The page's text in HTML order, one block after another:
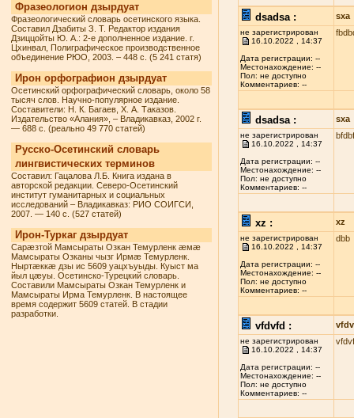
Фразеологион дзырдуат
Фразеологический словарь осетинского языка.
Составил Дзабиты З. Т. Редактор издания
Дзиццойты Ю. А.: 2-е дополненное издание. г.
Цхинвал, Полиграфическое производственное
объединение РЮО, 2003. – 448 с. (5 241 статя)
Ирон орфографион дзырдуат
Осетинский орфографический словарь, около 58
тысяч слов. Научно-популярное издание.
Составители: Н. К. Багаев, Х. А. Таказов.
Издательство «Алания», – Владикавказ, 2002 г.
— 688 с. (реально 49 770 статей)
Русско-Осетинский словарь
лингвистических терминов
Составил: Гацалова Л.Б. Книга издана в
авторской редакции. Северо-Осетинский
институт гуманитарных и социальных
исследований – Владикавказ: РИО СОИГСИ,
2007. — 140 с. (527 статей)
Ирон-Туркаг дзырдуат
Сарæзтой Мамсыраты Озкан Темурленк æмæ
Мамсыраты Озканы чызг Ирмæ Темурленк.
Ныртæккæ дзы ис 5609 уацхъуыды. Куыст ма
йыл цæуы. Осетинско-Турецкий словарь.
Составили Мамсыраты Озкан Темурленк и
Мамсыраты Ирма Темурленк. В настоящее
время содержит 5609 статей. В стадии
разработки.
dsadsa : sxa
не зарегистрирован
16.10.2022 , 14:37
Дата регистрации: --
Местонахождение: --
Пол: не доступно
Комментариев: --
dsadsa : sxa
не зарегистрирован
16.10.2022 , 14:37
Дата регистрации: --
Местонахождение: --
Пол: не доступно
Комментариев: --
bfdbf
xz : xz
не зарегистрирован
16.10.2022 , 14:37
Дата регистрации: --
Местонахождение: --
Пол: не доступно
Комментариев: --
dbb
vfdvfd : vfdv
не зарегистрирован
16.10.2022 , 14:37
Дата регистрации: --
Местонахождение: --
Пол: не доступно
Комментариев: --
vfdvf